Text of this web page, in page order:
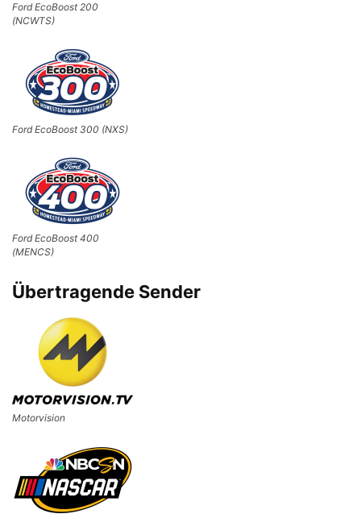
Ford EcoBoost 200
(NCWTS)
Ford EcoBoost 300 (NXS)
Ford EcoBoost 400
(MENCS)
Übertragende Sender
Motorvision